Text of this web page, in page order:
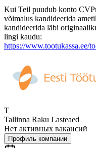
Kui Teil puudub konto
võimalus kandideerida
kandideerida läbi
lingi kaudu:
https://www.tootukassa.ee/
T
Tallinna Raku Lasteaed
Нет активных вакансий
Профиль компании